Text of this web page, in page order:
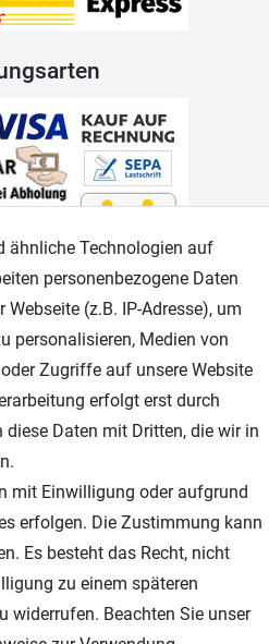
Shop
Datenschutz Impressum
ähnliche Technologien auf
personenbezogene Daten
(z.B. IP-Adresse), um
personalisieren, Medien von
Zugriffe auf unsere Website
erfolgt erst durch
diese Daten mit Dritten, die wir in
mit Einwilligung oder aufgrund
erfolgen. Die Zustimmung kann
Es besteht das Recht, nicht
zu einem späteren
widerrufen. Beachten Sie unser